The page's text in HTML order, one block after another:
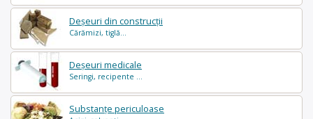
Deșeuri din construcții
Cărămizi, tiglă...
Deșeuri medicale
Seringi, recipente ...
Substanțe periculoase